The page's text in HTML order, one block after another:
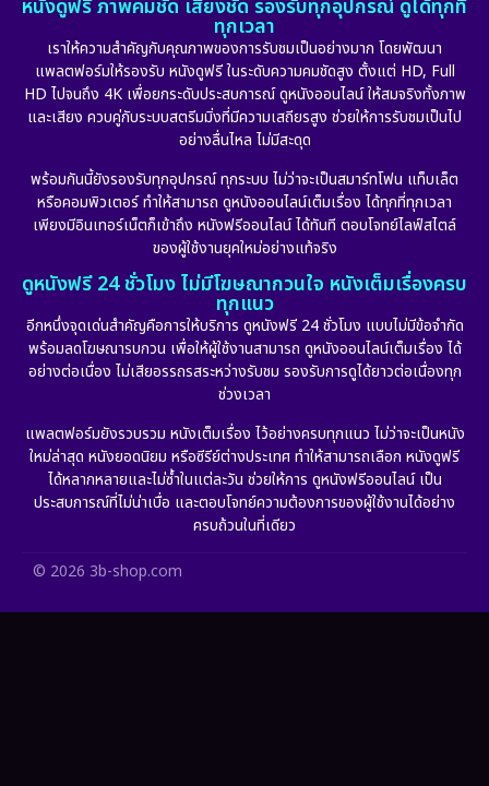
Emotional (101)
Epic มหากาพย์ (17)
Erotic (18)
Fantasy จินตนาการ (269)
Film
Gothic (6)
HBO GO (11)
HBO Max (2)
Healing
Heist (7)
หนังดูฟรี ภาพคมชัด เสียงชัด รองรับทุกอุปกรณ์ ดูได้ทุกที่
ทุกเวลา
เราให้ความสำคัญกับคุณภาพของการรับชมเป็นอย่างมาก โดยพัฒนา
แพลตฟอร์มให้รองรับ หนังดูฟรี ในระดับความคมชัดสูง ตั้งแต่ HD, Full
HD ไปจนถึง 4K เพื่อยกระดับประสบการณ์ ดูหนังออนไลน์ ให้สมจริงทั้งภาพ
และเสียง ควบคู่กับระบบสตรีมมิ่งที่มีความเสถียรสูง ช่วยให้การรับชมเป็นไป
อย่างลื่นไหล ไม่มีสะดุด
พร้อมกันนี้ยังรองรับทุกอุปกรณ์ ทุกระบบ ไม่ว่าจะเป็นสมาร์ทโฟน แท็บเล็ต
หรือคอมพิวเตอร์ ทำให้สามารถ ดูหนังออนไลน์เต็มเรื่อง ได้ทุกที่ทุกเวลา
เพียงมีอินเทอร์เน็ตก็เข้าถึง หนังฟรีออนไลน์ ได้ทันที ตอบโจทย์ไลฟ์สไตล์
ของผู้ใช้งานยุคใหม่อย่างแท้จริง
ดูหนังฟรี 24 ชั่วโมง ไม่มีโฆษณากวนใจ หนังเต็มเรื่องครบ
ทุกแนว
อีกหนึ่งจุดเด่นสำคัญคือการให้บริการ ดูหนังฟรี 24 ชั่วโมง แบบไม่มีข้อจำกัด
พร้อมลดโฆษณารบกวน เพื่อให้ผู้ใช้งานสามารถ ดูหนังออนไลน์เต็มเรื่อง ได้
อย่างต่อเนื่อง ไม่เสียอรรถรสระหว่างรับชม รองรับการดูได้ยาวต่อเนื่องทุก
ช่วงเวลา
แพลตฟอร์มยังรวบรวม หนังเต็มเรื่อง ไว้อย่างครบทุกแนว ไม่ว่าจะเป็นหนัง
ใหม่ล่าสุด หนังยอดนิยม หรือซีรีย์ต่างประเทศ ทำให้สามารถเลือก หนังดูฟรี
ได้หลากหลายและไม่ซ้ำในแต่ละวัน ช่วยให้การ ดูหนังฟรีออนไลน์ เป็น
ประสบการณ์ที่ไม่น่าเบื่อ และตอบโจทย์ความต้องการของผู้ใช้งานได้อย่าง
ครบถ้วนในที่เดียว
© 2026 3b-shop.com